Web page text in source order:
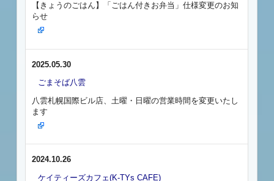
【きょうのごはん】「ごはん付きお弁当」仕様変更のお知
らせ
2025.05.30
ごまそば八雲
八雲札幌国際ビル店、土曜・日曜の営業時間を変更いたし
ます
2024.10.26
ケイティーズカフェ(K-TYs CAFE)